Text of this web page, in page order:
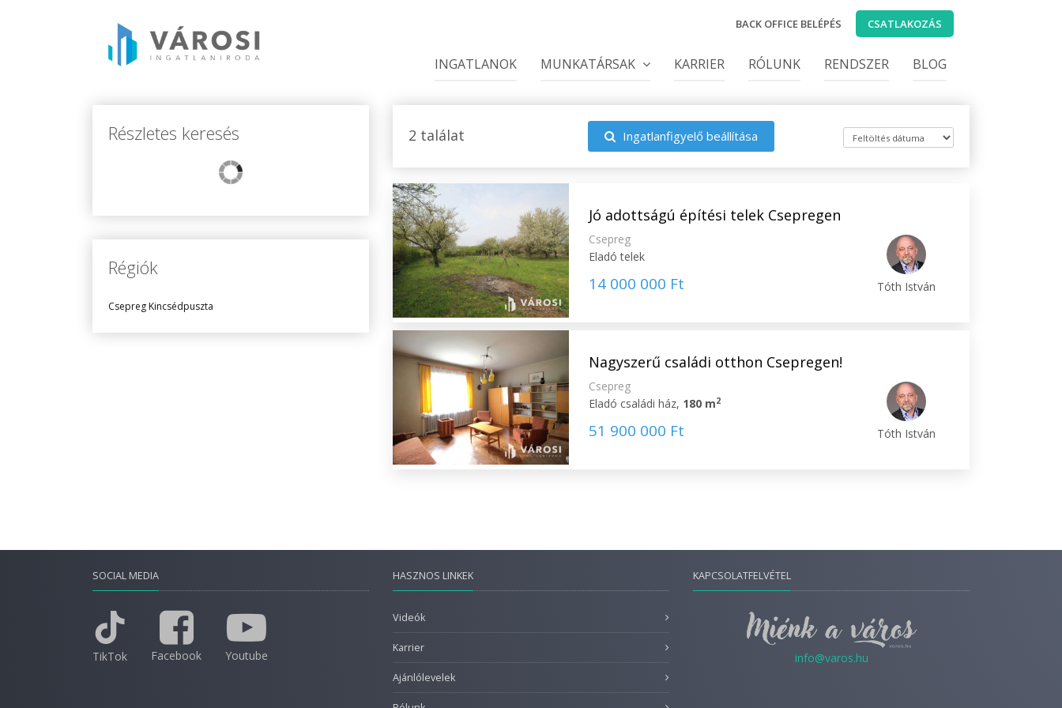
BACK OFFICE BELÉPÉS CSATLAKOZÁS
INGATLANOK MUNKATÁRSAK KARRIER RÓLUNK RENDSZER BLOG
Részletes keresés
Régiók
Csepreg Kincsédpuszta
2 találat Ingatlanfigyelő beállítása
Jó adottságú építési telek Csepregen
Csepreg
Eladó telek
14 000 000 Ft Tóth István
Nagyszerű családi otthon Csepregen!
Csepreg
Eladó családi ház, 180 m2
51 900 000 Ft Tóth István
SOCIAL MEDIA
TikTok Facebook Youtube
HASZNOS LINKEK
Videók
Karrier
Ajánlólevelek
KAPCSOLATFELVÉTEL
info@varos.hu